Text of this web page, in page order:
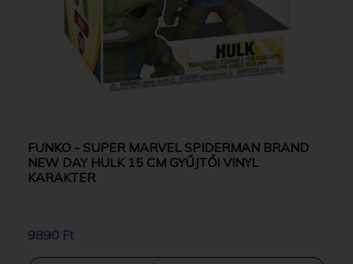
FUNKO - SUPER MARVEL SPIDERMAN BRAND
NEW DAY HULK 15 CM GYŰJTŐI VINYL
KARAKTER
9890 Ft